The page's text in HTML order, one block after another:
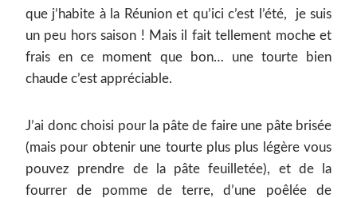
que j’habite à la Réunion et qu’ici c’est l’été, je suis
un peu hors saison ! Mais il fait tellement moche et
frais en ce moment que bon… une tourte bien
chaude c’est appréciable.
J’ai donc choisi pour la pâte de faire une pâte brisée
(mais pour obtenir une tourte plus plus légère vous
pouvez prendre de la pâte feuilletée), et de la
fourrer de pomme de terre, d’une poêlée de